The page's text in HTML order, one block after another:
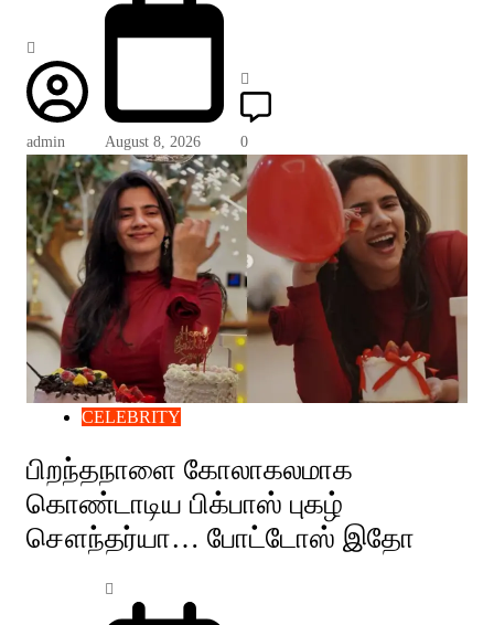
admin August 8, 2026 0
CELEBRITY
பிறந்தநாளை கோலாகலமாக
கொண்டாடிய பிக்பாஸ் புகழ்
சௌந்தர்யா… போட்டோஸ் இதோ